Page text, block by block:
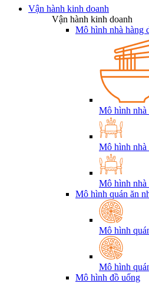
Vận hành kinh doanh
Vận hành kinh doanh
Mô hình nhà hàng
Mô hình nhà
Mô hình nhà
Mô hình nhà
Mô hình quán ăn
Mô hình
Mô hình
Mô hình đồ uống